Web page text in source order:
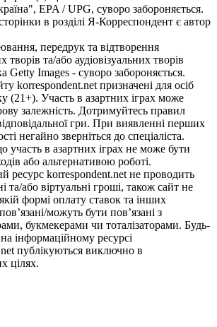
EPA / UPG, суворо забороняється.
в розділі Я-Корреспондент є автор
передрук та відтворення
творів та/або аудіовізуальних творів
Getty Images - суворо забороняється.
korrespondent.net призначені для осіб
(21+). Участь в азартних іграх може
залежність. Дотримуйтесь правил
гри. При виявленні перших
негайно зверніться до спеціаліста.
участь в азартних іграх не може бути
або альтернативою роботі.
ресурс korrespondent.net не проводить
та/або віртуальні гроші, також сайт не
формі оплату ставок та інших
можуть бути пов’язані з
букмекерами чи тоталізаторами. Будь-
на інформаційному ресурсі
публікуються виключно в
цілях.